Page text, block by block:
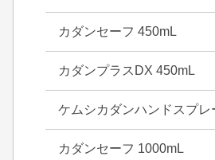
カダンセーフ 450mL
カダンプラスDX 450mL
ケムシカダンハンドスプレ
カダンセーフ 1000mL